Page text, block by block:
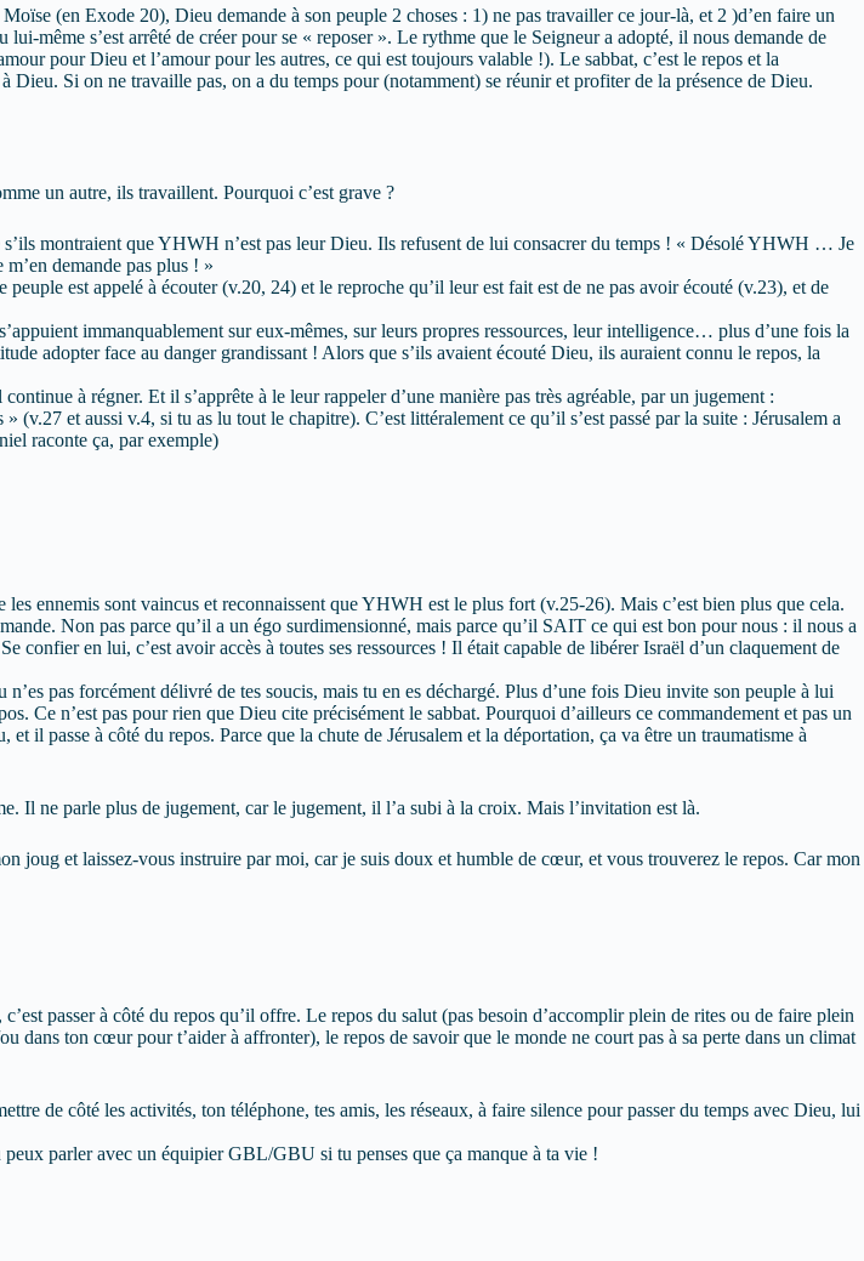
(en Exode 20), Dieu demande à son peuple 2 choses : 1) ne pas travailler ce jour-là, et 2 )d’en faire un
même s’est arrêté de créer pour se « reposer ». Le rythme que le Seigneur a adopté, il nous demande de
pour Dieu et l’amour pour les autres, ce qui est toujours valable !). Le sabbat, c’est le repos et la
Si on ne travaille pas, on a du temps pour (notamment) se réunir et profiter de la présence de Dieu.
un autre, ils travaillent. Pourquoi c’est grave ?
s’ils montraient que YHWH n’est pas leur Dieu. Ils refusent de lui consacrer du temps ! « Désolé YHWH … Je
demande pas plus ! »
est appelé à écouter (v.20, 24) et le reproche qu’il leur est fait est de ne pas avoir écouté (v.23), et de
immanquablement sur eux-mêmes, sur leurs propres ressources, leur intelligence… plus d’une fois la
adopter face au danger grandissant ! Alors que s’ils avaient écouté Dieu, ils auraient connu le repos, la
à régner. Et il s’apprête à le leur rappeler d’une manière pas très agréable, par un jugement :
et aussi v.4, si tu as lu tout le chapitre). C’est littéralement ce qu’il s’est passé par la suite : Jérusalem a
raconte ça, par exemple)
ennemis sont vaincus et reconnaissent que YHWH est le plus fort (v.25-26). Mais c’est bien plus que cela.
Non pas parce qu’il a un égo surdimensionné, mais parce qu’il SAIT ce qui est bon pour nous : il nous a
en lui, c’est avoir accès à toutes ses ressources ! Il était capable de libérer Israël d’un claquement de
pas forcément délivré de tes soucis, mais tu en es déchargé. Plus d’une fois Dieu invite son peuple à lui
Ce n’est pas pour rien que Dieu cite précisément le sabbat. Pourquoi d’ailleurs ce commandement et pas un
il passe à côté du repos. Parce que la chute de Jérusalem et la déportation, ça va être un traumatisme à
Il ne parle plus de jugement, car le jugement, il l’a subi à la croix. Mais l’invitation est là.
joug et laissez-vous instruire par moi, car je suis doux et humble de cœur, et vous trouverez le repos. Car mon
passer à côté du repos qu’il offre. Le repos du salut (pas besoin d’accomplir plein de rites ou de faire plein
dans ton cœur pour t’aider à affronter), le repos de savoir que le monde ne court pas à sa perte dans un climat
de côté les activités, ton téléphone, tes amis, les réseaux, à faire silence pour passer du temps avec Dieu, lui
peux parler avec un équipier GBL/GBU si tu penses que ça manque à ta vie !